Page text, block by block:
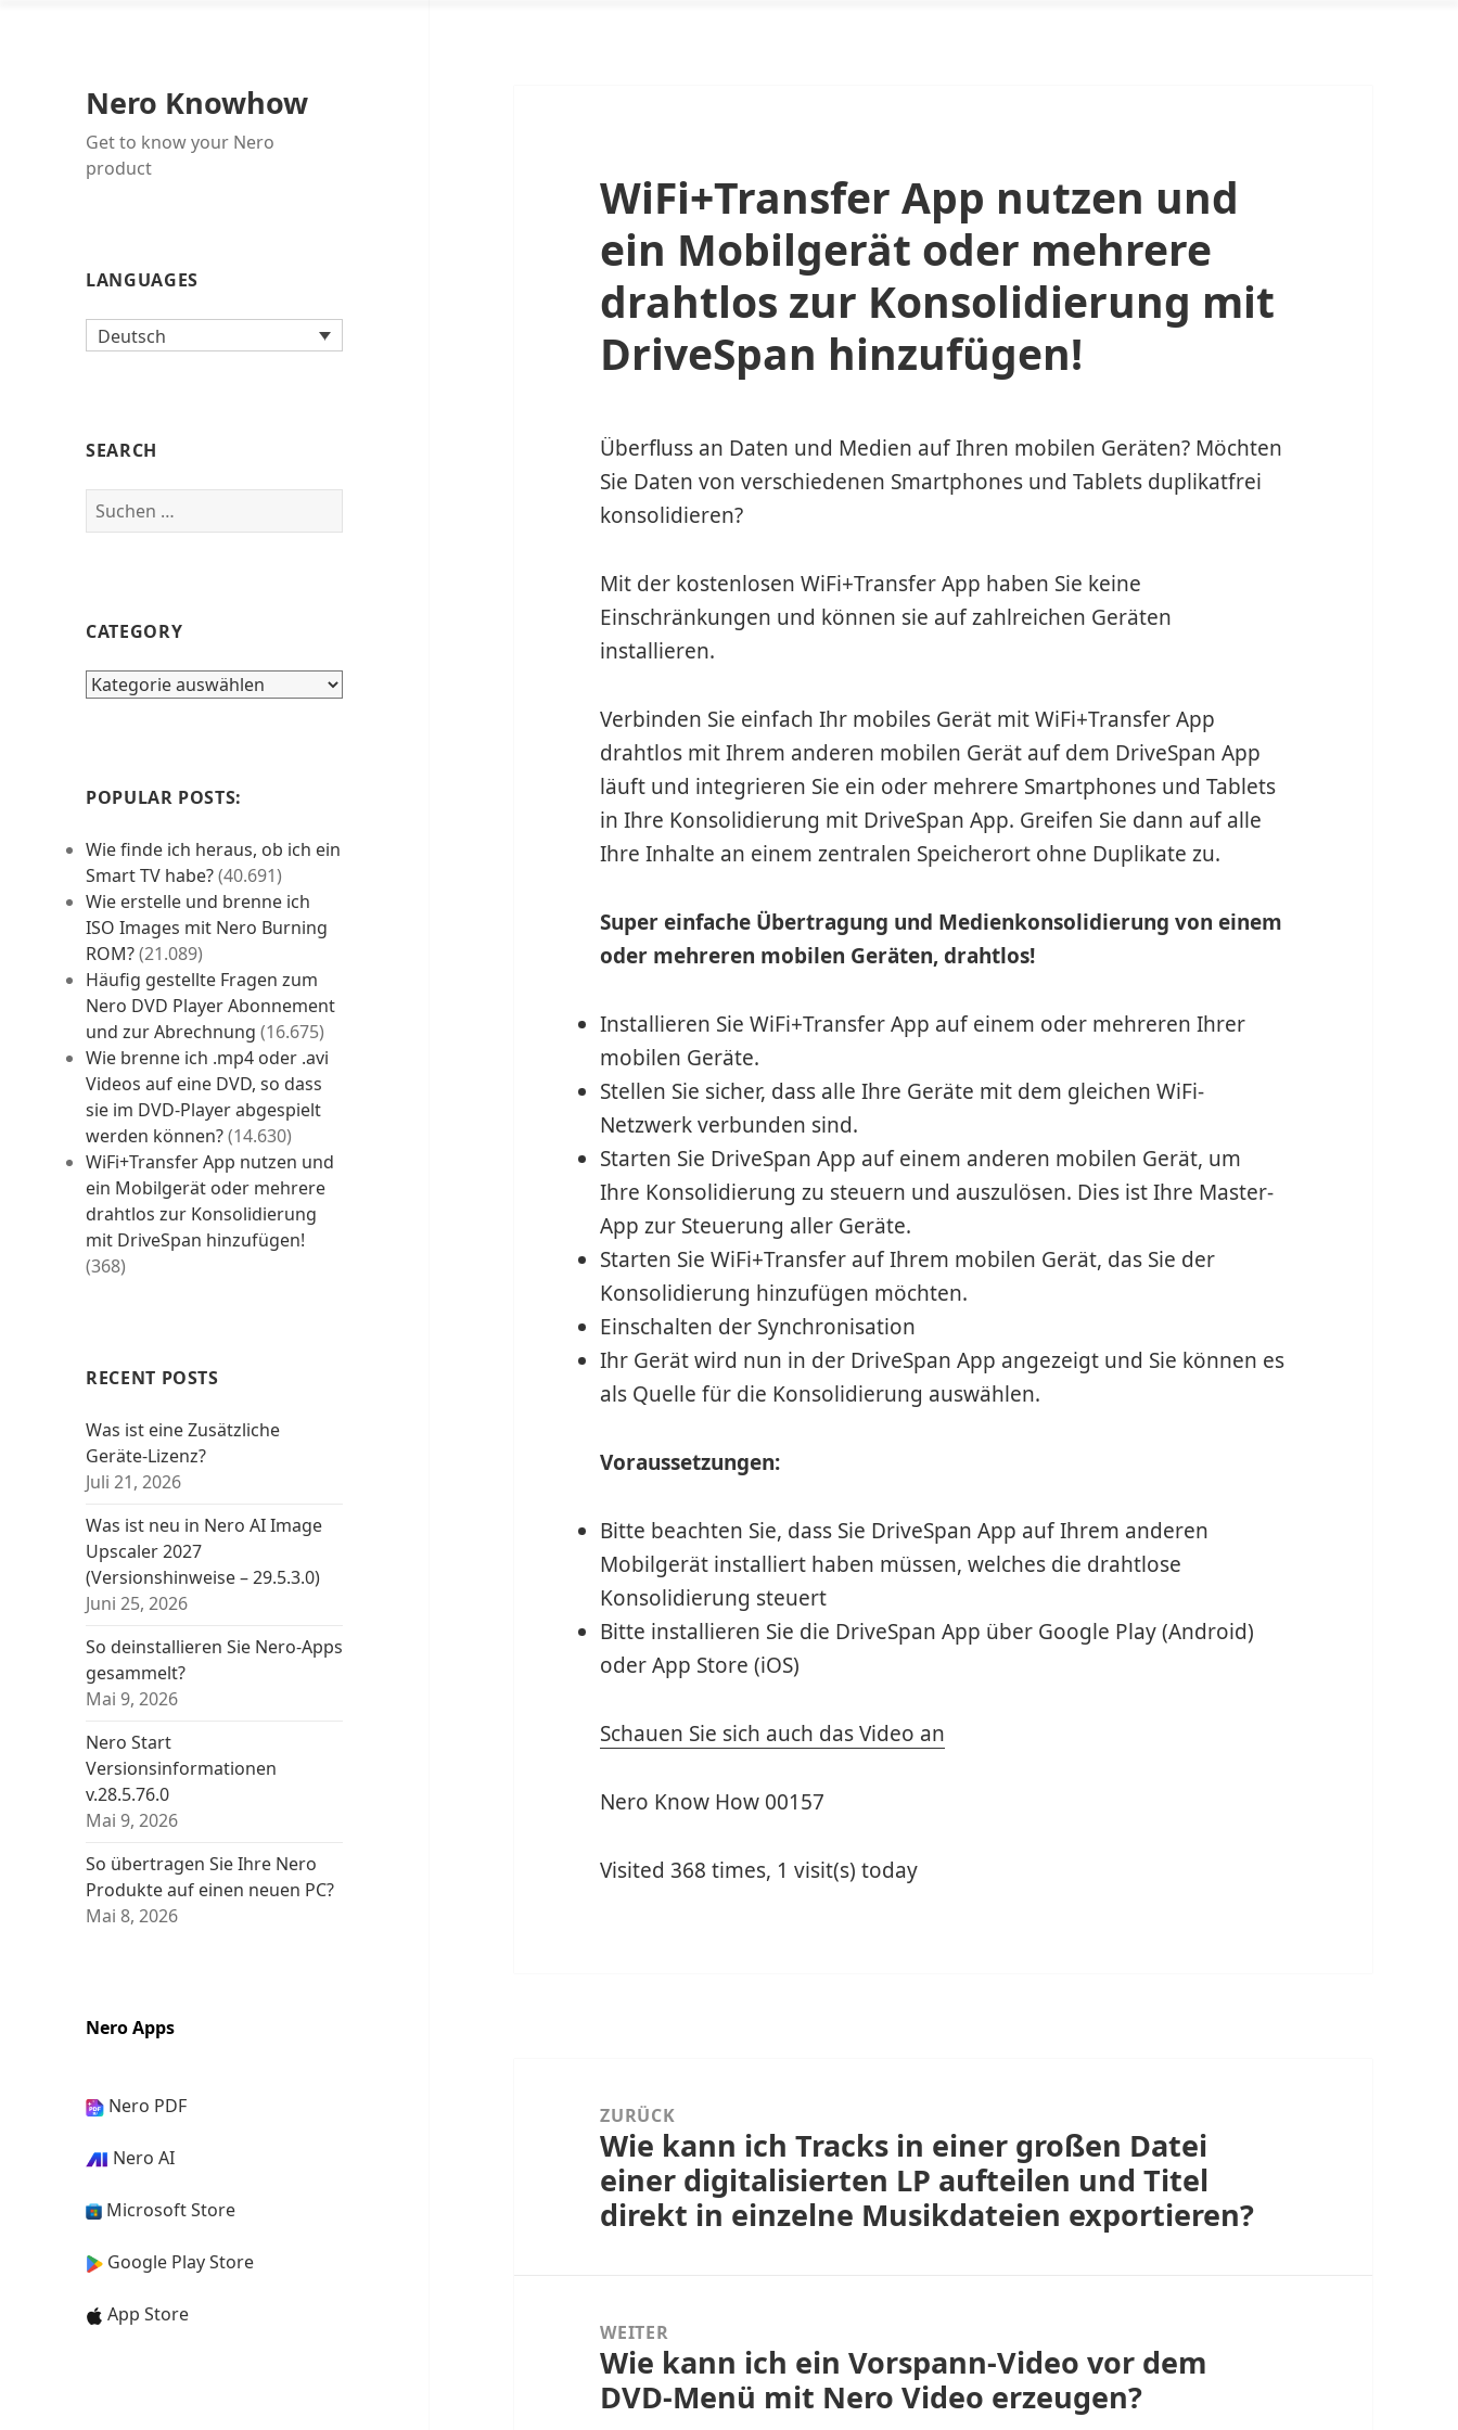
Nero Knowhow
Get to know your Nero
product
LANGUAGES
Deutsch
SEARCH
Suchen
nach:
CATEGORY
category
POPULAR POSTS:
Wie finde ich heraus, ob ich ein
Smart TV habe?(40.691)
Wie erstelle und brenne ich
ISO Images mit Nero Burning
ROM?(21.089)
Häufig gestellte Fragen zum
Nero DVD Player Abonnement
und zur Abrechnung (16.675)
Wie brenne ich .mp4 oder .avi
Videos auf eine DVD, so dass
sie im DVD-Player abgespielt
werden können?(14.630)
WiFi+Transfer App nutzen und
ein Mobilgerät oder mehrere
drahtlos zur Konsolidierung
mit DriveSpan hinzufügen!
(368)
RECENT POSTS
Was ist eine Zusätzliche
Geräte-Lizenz?
Juli 21, 2026
Was ist neu in Nero AI Image
Upscaler 2027
(Versionshinweise – 29.5.3.0)
Juni 25, 2026
So deinstallieren Sie Nero-Apps
gesammelt?
Mai 9, 2026
Nero Start
Versionsinformationen
v.28.5.76.0
Mai 9, 2026
So übertragen Sie Ihre Nero
Produkte auf einen neuen PC?
Mai 8, 2026
Nero Apps
Nero PDF
Nero AI
Microsoft Store
Google Play Store
App Store
WiFi+Transfer App nutzen und
ein Mobilgerät oder mehrere
drahtlos zur Konsolidierung mit
DriveSpan hinzufügen!
Überfluss an Daten und Medien auf Ihren mobilen Geräten? Möchten
Sie Daten von verschiedenen Smartphones und Tablets duplikatfrei
konsolidieren?
Mit der kostenlosen WiFi+Transfer App haben Sie keine
Einschränkungen und können sie auf zahlreichen Geräten
installieren.
Verbinden Sie einfach Ihr mobiles Gerät mit WiFi+Transfer App
drahtlos mit Ihrem anderen mobilen Gerät auf dem DriveSpan App
läuft und integrieren Sie ein oder mehrere Smartphones und Tablets
in Ihre Konsolidierung mit DriveSpan App. Greifen Sie dann auf alle
Ihre Inhalte an einem zentralen Speicherort ohne Duplikate zu.
Super einfache Übertragung und Medienkonsolidierung von einem
oder mehreren mobilen Geräten, drahtlos!
Installieren Sie WiFi+Transfer App auf einem oder mehreren Ihrer
mobilen Geräte.
Stellen Sie sicher, dass alle Ihre Geräte mit dem gleichen WiFi-
Netzwerk verbunden sind.
Starten Sie DriveSpan App auf einem anderen mobilen Gerät, um
Ihre Konsolidierung zu steuern und auszulösen. Dies ist Ihre Master-
App zur Steuerung aller Geräte.
Starten Sie WiFi+Transfer auf Ihrem mobilen Gerät, das Sie der
Konsolidierung hinzufügen möchten.
Einschalten der Synchronisation
Ihr Gerät wird nun in der DriveSpan App angezeigt und Sie können es
als Quelle für die Konsolidierung auswählen.
Voraussetzungen:
Bitte beachten Sie, dass Sie DriveSpan App auf Ihrem anderen
Mobilgerät installiert haben müssen, welches die drahtlose
Konsolidierung steuert
Bitte installieren Sie die DriveSpan App über Google Play (Android)
oder App Store (iOS)
Schauen Sie sich auch das Video an
Nero Know How 00157
Visited 368 times, 1 visit(s) today
ZURÜCK
Vorheriger
Beitrag:
Wie kann ich Tracks in einer großen Datei
einer digitalisierten LP aufteilen und Titel
direkt in einzelne Musikdateien exportieren?
WEITER
Nächster
Beitrag:
Wie kann ich ein Vorspann-Video vor dem
DVD-Menü mit Nero Video erzeugen?